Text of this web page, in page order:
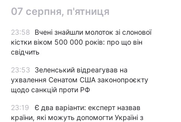
07 серпня, п'ятниця
23:58
Вчені знайшли молоток зі слонової
кістки віком 500 000 років: про що він
свідчить
23:53
Зеленський відреагував на
ухвалення Сенатом США законопроєкту
щодо санкцій проти РФ
23:19
Є два варіанти: експерт назвав
країни, які можуть допомогти Україні з